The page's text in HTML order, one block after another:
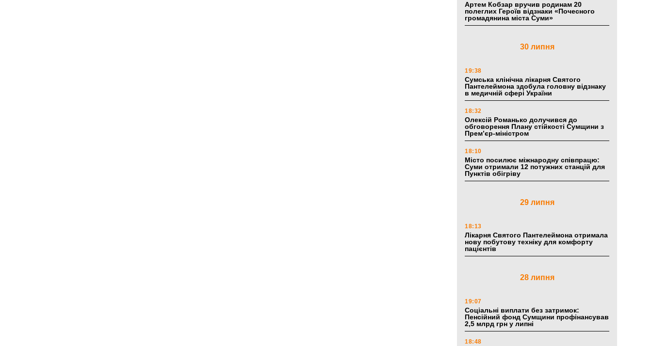
Артем Кобзар вручив родинам 20
полеглих Героїв відзнаки «Почесного
громадянина міста Суми»
30 липня
19:38
Сумська клінічна лікарня Святого
Пантелеймона здобула головну відзнаку
в медичній сфері України
18:32
Олексій Романько долучився до
обговорення Плану стійкості Сумщини з
Прем’єр-міністром
18:10
Місто посилює міжнародну співпрацю:
Суми отримали 12 потужних станцій для
Пунктів обігріву
29 липня
18:13
Лікарня Святого Пантелеймона отримала
нову побутову техніку для комфорту
пацієнтів
28 липня
19:07
Соціальні виплати без затримок:
Пенсійний фонд Сумщини профінансував
2,5 млрд грн у липні
18:48